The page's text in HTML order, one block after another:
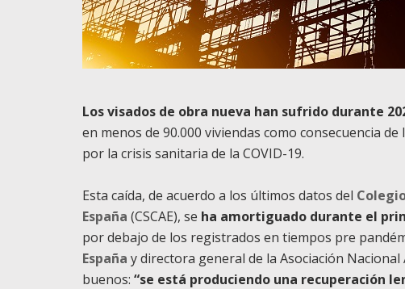
Los visados de obra nueva han sufrido durante
en menos de 90.000 viviendas como consecuencia
por la crisis sanitaria de la COVID-19.
Esta caída, de acuerdo a los últimos datos del
España (CSCAE), se ha amortiguado durante el
por debajo de los registrados en tiempos pre
España y directora general de la Asociación
buenos: “se está produciendo una recuperación